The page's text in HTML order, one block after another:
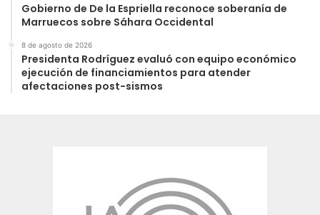
Gobierno de De la Espriella reconoce soberanía de
Marruecos sobre Sáhara Occidental
8 de agosto de 2026
Presidenta Rodríguez evaluó con equipo económico
ejecución de financiamientos para atender
afectaciones post-sismos